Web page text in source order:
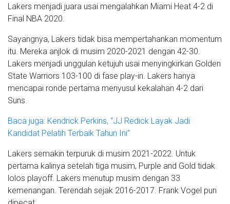
Lakers menjadi juara usai mengalahkan Miami Heat 4-2 di
Final NBA 2020.
Sayangnya, Lakers tidak bisa mempertahankan momentum
itu. Mereka anjlok di musim 2020-2021 dengan 42-30.
Lakers menjadi unggulan ketujuh usai menyingkirkan Golden
State Warriors 103-100 di fase play-in. Lakers hanya
mencapai ronde pertama menyusul kekalahan 4-2 dari
Suns.
Baca juga: Kendrick Perkins, "JJ Redick Layak Jadi
Kandidat Pelatih Terbaik Tahun Ini"
Lakers semakin terpuruk di musim 2021-2022. Untuk
pertama kalinya setelah tiga musim, Purple and Gold tidak
lolos playoff. Lakers menutup musim dengan 33
kemenangan. Terendah sejak 2016-2017. Frank Vogel pun